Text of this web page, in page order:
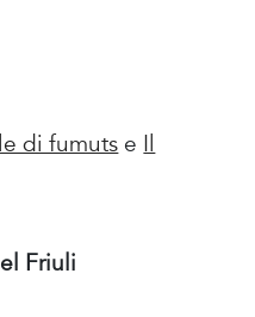
di fumuts e Il
Friuli